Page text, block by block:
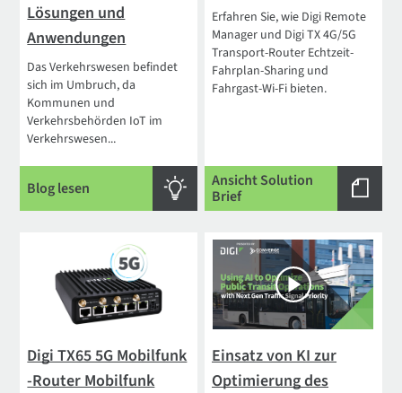
Lösungen und
Anwendungen
Das Verkehrswesen befindet
sich im Umbruch, da
Kommunen und
Verkehrsbehörden IoT im
Verkehrswesen...
Blog lesen
Erfahren Sie, wie Digi Remote
Manager und Digi TX 4G/5G
Transport-Router Echtzeit-
Fahrplan-Sharing und
Fahrgast-Wi-Fi bieten.
Ansicht Solution
Brief
Digi TX65 5G Mobilfunk
-Router Mobilfunk
Einsatz von KI zur
Optimierung des